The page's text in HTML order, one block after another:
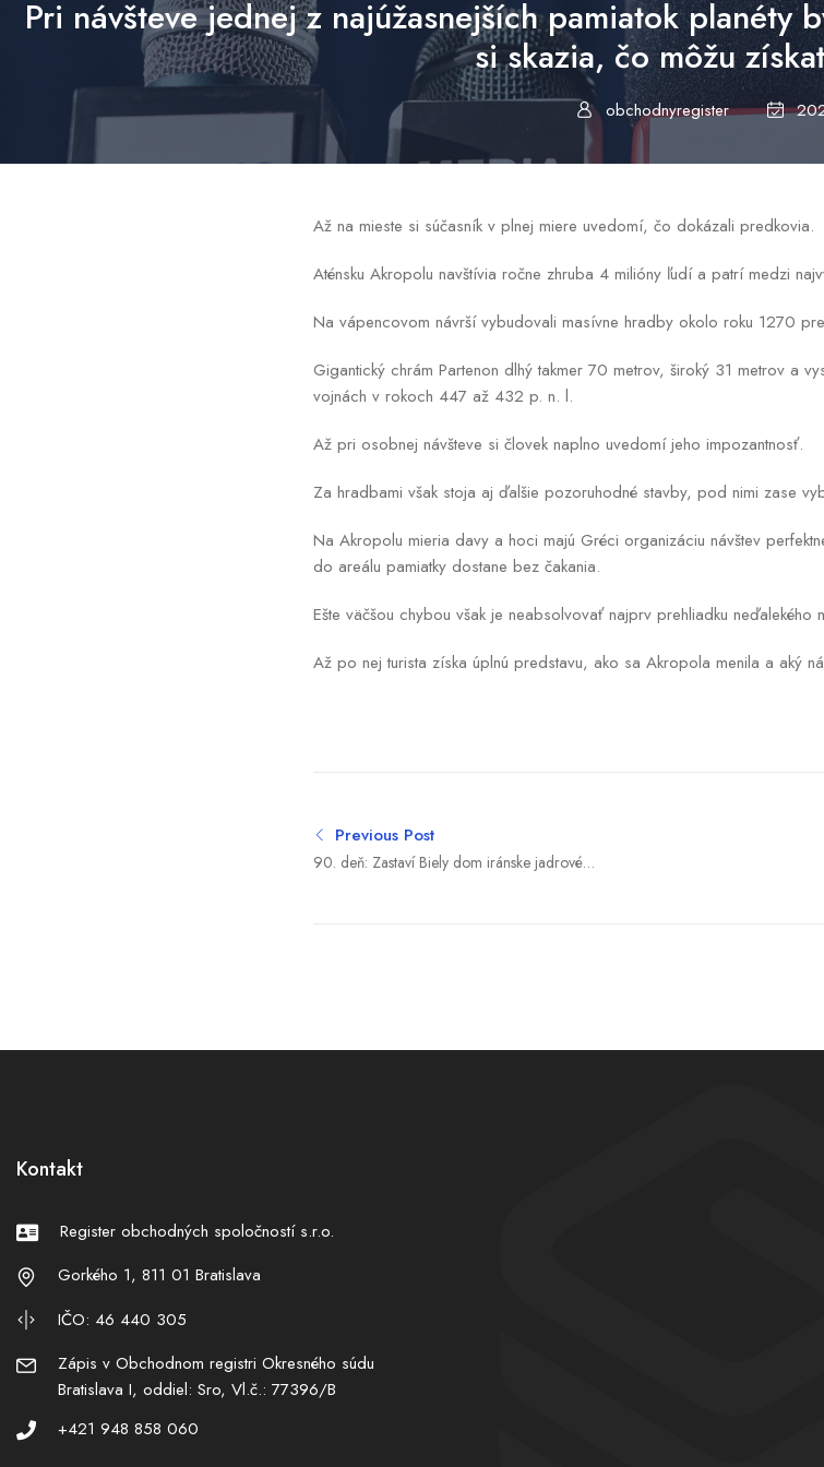
Pri návšteve jednej z najúžasnejších pamiatok planéty
si skazia, čo môžu
obchodnyregister
Až na mieste si súčasník v plnej miere uvedomí, čo dokázali predkovia.
Aténsku Akropolu navštívia ročne zhruba 4 milióny ľudí a patrí medzi
Na vápencovom návrší vybudovali masívne hradby okolo roku 1270
Gigantický chrám Partenon dlhý takmer 70 metrov, široký 31 metrov a
vojnách v rokoch 447 až 432 p. n. l.
Až pri osobnej návšteve si človek naplno uvedomí jeho impozantnosť.
Za hradbami však stoja aj ďalšie pozoruhodné stavby, pod nimi zase
Na Akropolu mieria davy a hoci majú Gréci organizáciu návštev
do areálu pamiatky dostane bez čakania.
Ešte väčšou chybou však je neabsolvovať najprv prehliadku neďalekého
Až po nej turista získa úplnú predstavu, ako sa Akropola menila a aký
Previous Post
90. deň: Zastaví Biely dom iránske jadrové
Kontakt
Register obchodných spoločností s.r.o.
Gorkého 1, 811 01 Bratislava
IČO: 46 440 305
Zápis v Obchodnom registri Okresného súdu
Bratislava I, oddiel: Sro, Vl.č.: 77396/B
+421 948 858 060